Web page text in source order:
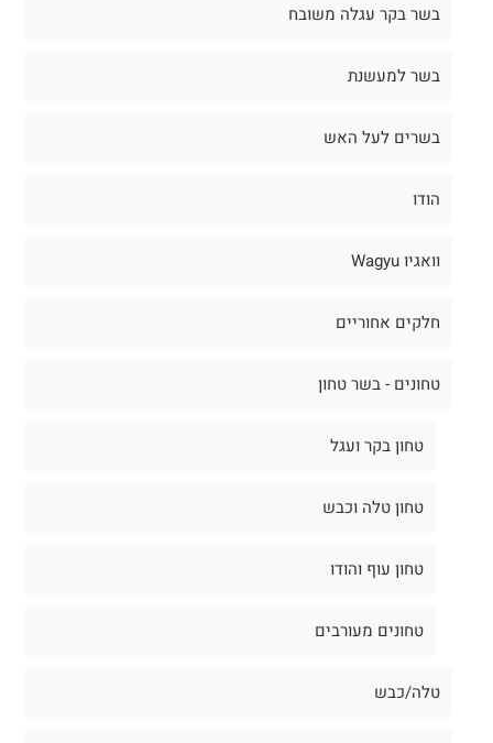
בשר בקר עגלה משובח
בשר למעשנת
בשרים לעל האש
הודו
וואגיו Wagyu
חלקים אחוריים
טחונים - בשר טחון
טחון בקר ועגל
טחון טלה וכבש
טחון עוף והודו
טחונים מעורבים
טלה/כבש